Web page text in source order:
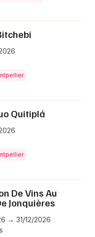
Quitiplá
De Vins Au
Jonquières
→ 31/12/2026